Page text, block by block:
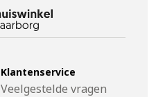
Klantenservice
Veelgestelde vragen